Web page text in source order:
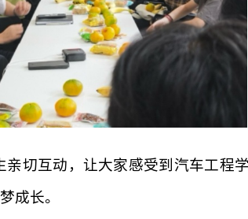
切互动，让大家感受到汽车工程
成长。